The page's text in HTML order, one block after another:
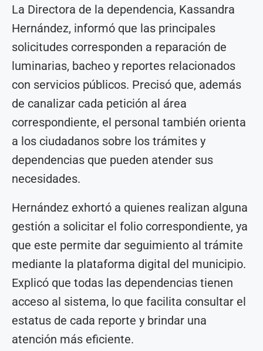
La Directora de la dependencia, Kassandra
Hernández, informó que las principales
solicitudes corresponden a reparación de
luminarias, bacheo y reportes relacionados
con servicios públicos. Precisó que, además
de canalizar cada petición al área
correspondiente, el personal también orienta
a los ciudadanos sobre los trámites y
dependencias que pueden atender sus
necesidades.
Hernández exhortó a quienes realizan alguna
gestión a solicitar el folio correspondiente, ya
que este permite dar seguimiento al trámite
mediante la plataforma digital del municipio.
Explicó que todas las dependencias tienen
acceso al sistema, lo que facilita consultar el
estatus de cada reporte y brindar una
atención más eficiente.